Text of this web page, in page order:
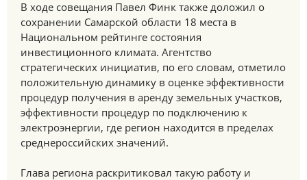
В ходе совещания Павел Финк также доложил о
сохранении Самарской области 18 места в
Национальном рейтинге состояния
инвестиционного климата. Агентство
стратегических инициатив, по его словам, отметило
положительную динамику в оценке эффективности
процедур получения в аренду земельных участков,
эффективности процедур по подключению к
электроэнергии, где регион находится в пределах
среднероссийских значений.
Глава региона раскритиковал такую работу и